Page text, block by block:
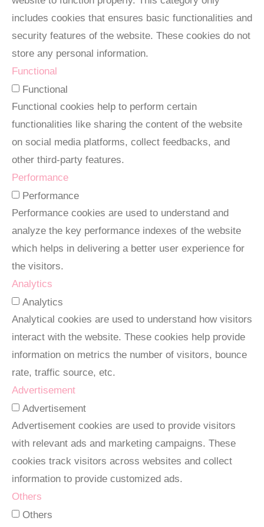
includes cookies that ensures basic functionalities and
security features of the website. These cookies do not
store any personal information.
Functional
Functional
Functional cookies help to perform certain
functionalities like sharing the content of the website
on social media platforms, collect feedbacks, and
other third-party features.
Performance
Performance
Performance cookies are used to understand and
analyze the key performance indexes of the website
which helps in delivering a better user experience for
the visitors.
Analytics
Analytics
Analytical cookies are used to understand how visitors
interact with the website. These cookies help provide
information on metrics the number of visitors, bounce
rate, traffic source, etc.
Advertisement
Advertisement
Advertisement cookies are used to provide visitors
with relevant ads and marketing campaigns. These
cookies track visitors across websites and collect
information to provide customized ads.
Others
Others